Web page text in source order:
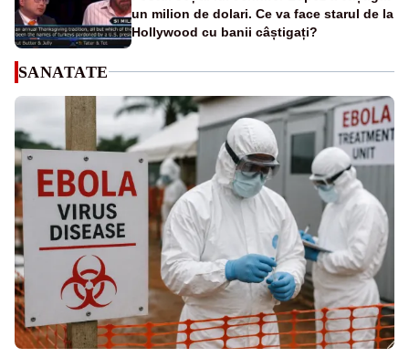
un milion de dolari. Ce va face starul de la
Hollywood cu banii câștigați?
SANATATE